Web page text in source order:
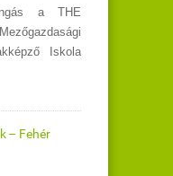
a THE
Iskola
– Fehér